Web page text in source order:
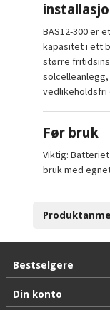
BAS12-300 er
kapasitet i ett
større
solcelleanlegg
vedlikeholdsfri
Før bruk
Viktig: Batteriet
bruk med
Bestselgere
Din konto